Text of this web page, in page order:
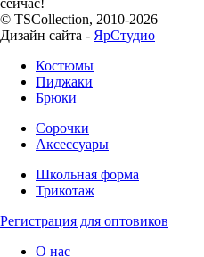
© TSCollection, 2010-2026
Дизайн сайта - ЯрСтудио
Костюмы
Пиджаки
Брюки
Сорочки
Аксессуары
Школьная форма
Трикотаж
Регистрация для оптовиков
О нас